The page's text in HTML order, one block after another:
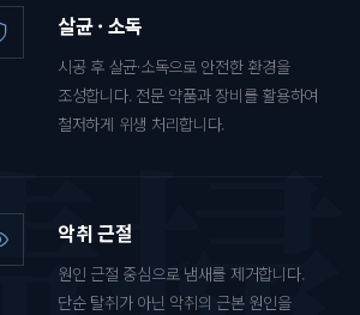
살균 · 소독
시공 후 살균·소독으로 안전한 환경을
조성합니다. 전문 약품과 장비를 활용하여
철저하게 위생 처리합니다.
악취 근절
원인 근절 중심으로 냄새를 제거합니다.
단순 탈취가 아닌 악취의 근본 원인을